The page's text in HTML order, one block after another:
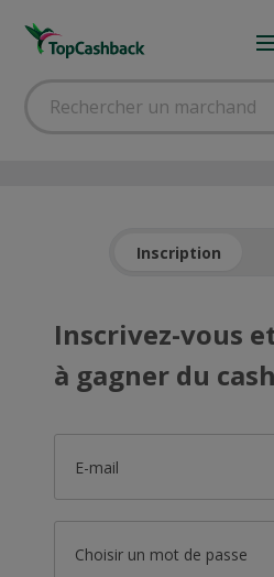
Inscription
Inscrivez-vous
à gagner du
E-mail
Choisir un mot de passe